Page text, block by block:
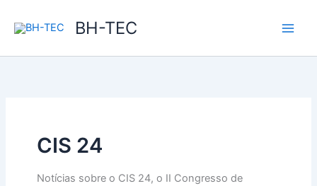
para
conteúdo
BH-TEC
CIS 24
Notícias sobre o CIS 24, o II Congresso de